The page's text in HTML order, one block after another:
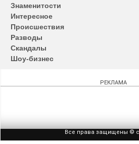
Знаменитости
Интересное
Происшествия
Разводы
Скандалы
Шоу-бизнес
РЕКЛАМА
Все права защищены ©